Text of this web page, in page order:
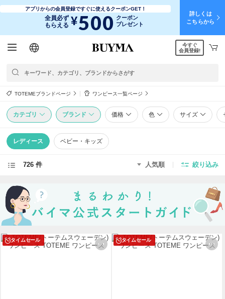
アプリからの会員登録ですぐに使えるクーポンGET！
全員必ず
もらえる ¥500 クーポン
プレゼント
詳しくは
こちらから
日本語
English
简体中文
繁體中文
今すぐ
会員登録!
TOTEMEブランドページ ワンピース一覧ページ
カテゴリ ブランド 価格 色 サイズ
レディース ベビー・キッズ
726 件 人気順 絞り込み
タイムセール タイムセール